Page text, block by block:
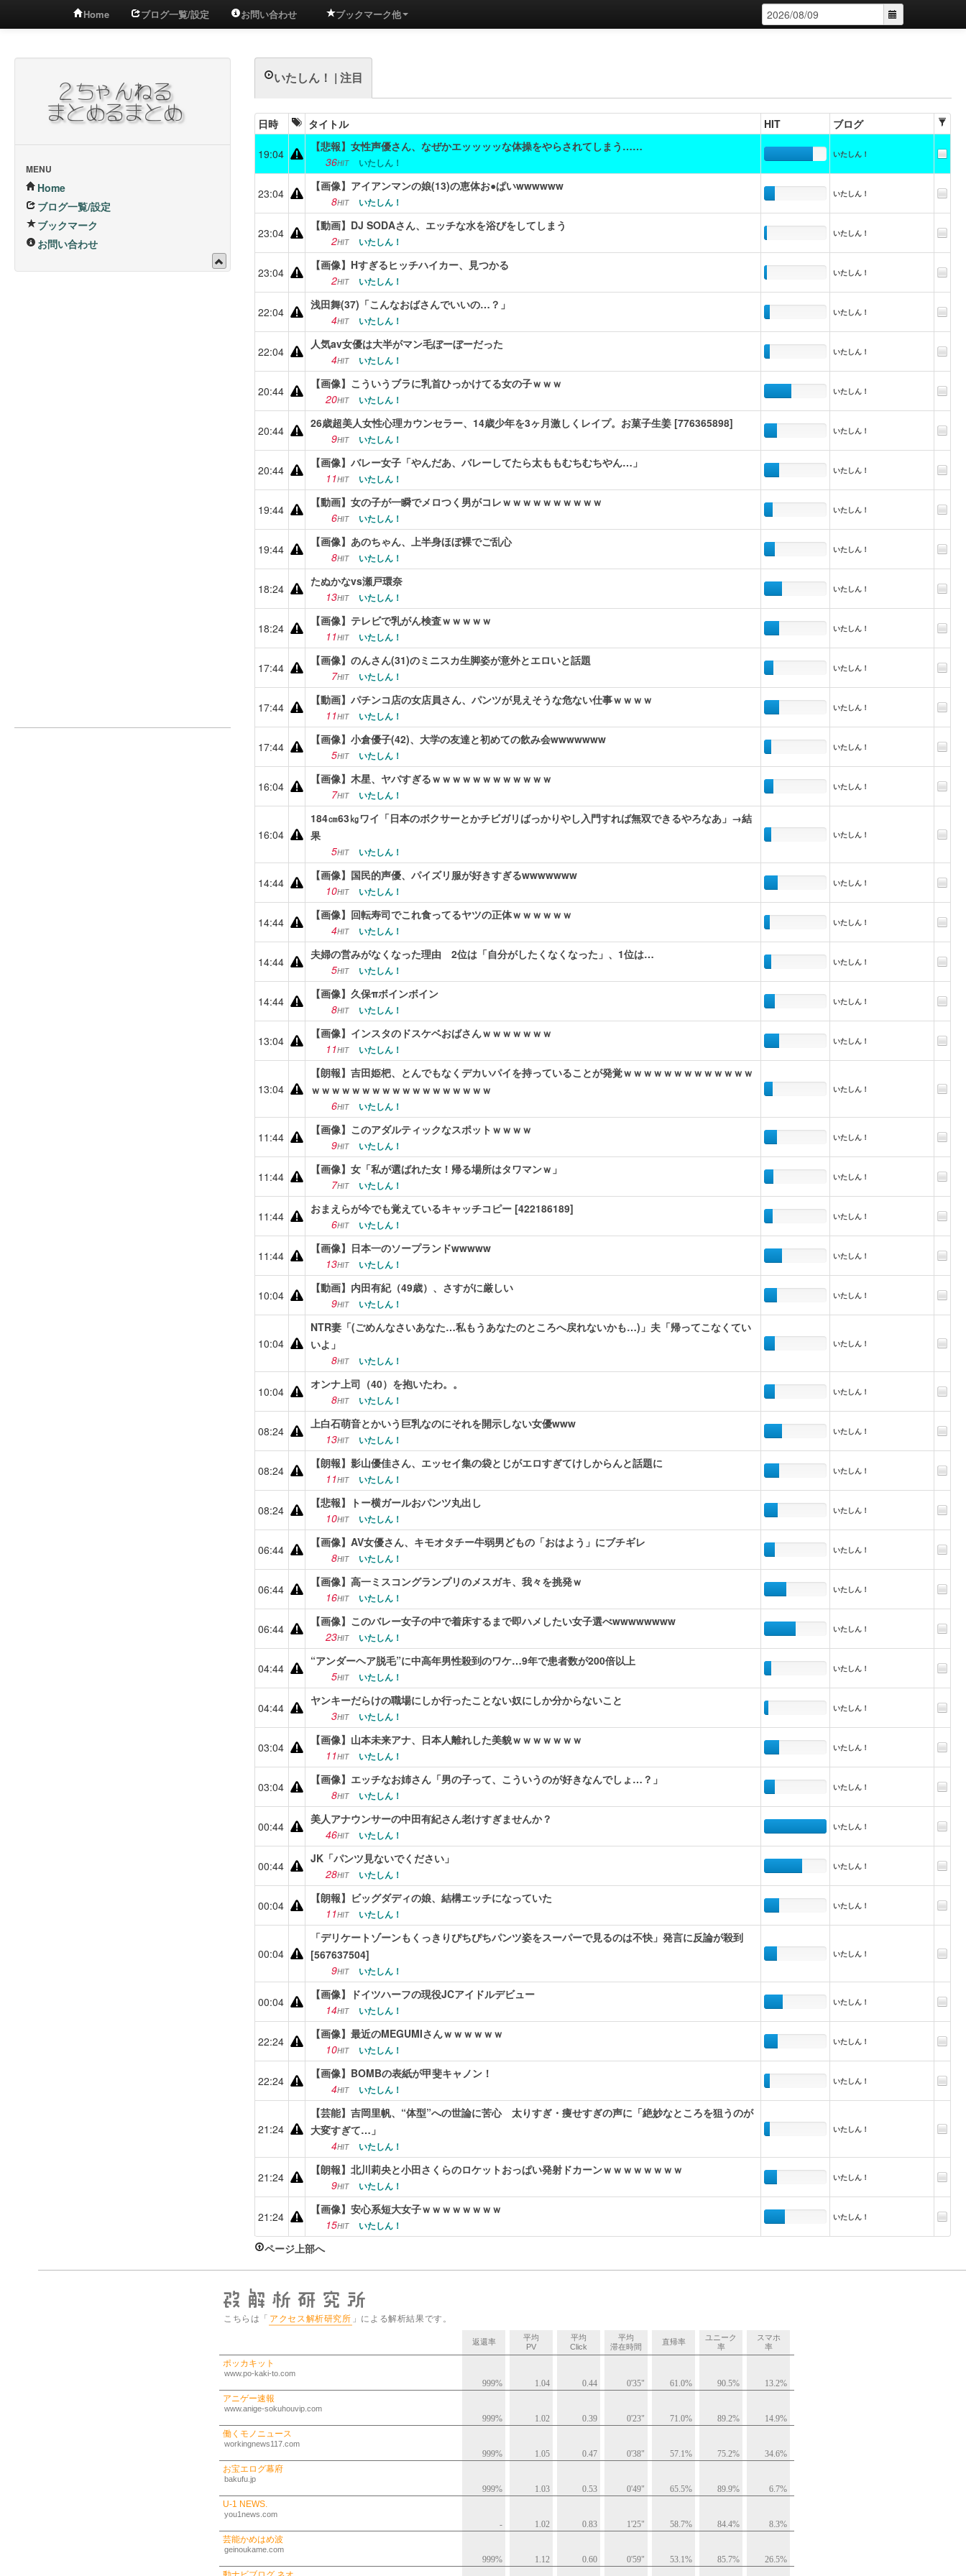
Home ブログ一覧/設定 お問い合わせ ブックマーク他
MENU
Home
ブログ一覧/設定
ブックマーク
お問い合わせ
いたしん！ | 注目
日時 タイトル HIT ブログ
19:04
【悲報】女性声優さん、なぜかエッッッッな体操をやらされてしまう……
36HIT いたしん！
いたしん！
23:04
【画像】アイアンマンの娘(13)の恵体お●ぱいwwwwww
8HIT いたしん！
いたしん！
23:04
【動画】DJ SODAさん、エッチな水を浴びをしてしまう
2HIT いたしん！
いたしん！
23:04
【画像】Hすぎるヒッチハイカー、見つかる
2HIT いたしん！
いたしん！
22:04
浅田舞(37)「こんなおばさんでいいの…？」
4HIT いたしん！
いたしん！
22:04
人気av女優は大半がマン毛ぼーぼーだった
4HIT いたしん！
いたしん！
20:44
【画像】こういうブラに乳首ひっかけてる女の子ｗｗｗ
20HIT いたしん！
いたしん！
20:44
26歳超美人女性心理カウンセラー、14歳少年を3ヶ月激しくレイプ。お菓子生姜 [776365898]
9HIT いたしん！
いたしん！
20:44
【画像】バレー女子「やんだあ、バレーしてたら太ももむちむちやん…」
11HIT いたしん！
いたしん！
19:44
【動画】女の子が一瞬でメロつく男がコレｗｗｗｗｗｗｗｗｗｗ
6HIT いたしん！
いたしん！
19:44
【画像】あのちゃん、上半身ほぼ裸でご乱心
8HIT いたしん！
いたしん！
18:24
たぬかなvs瀬戸環奈
13HIT いたしん！
いたしん！
18:24
【画像】テレビで乳がん検査ｗｗｗｗｗ
11HIT いたしん！
いたしん！
17:44
【画像】のんさん(31)のミニスカ生脚姿が意外とエロいと話題
7HIT いたしん！
いたしん！
17:44
【動画】パチンコ店の女店員さん、パンツが見えそうな危ない仕事ｗｗｗｗ
11HIT いたしん！
いたしん！
17:44
【画像】小倉優子(42)、大学の友達と初めての飲み会wwwwwww
5HIT いたしん！
いたしん！
16:04
【画像】木星、ヤバすぎるｗｗｗｗｗｗｗｗｗｗｗｗ
7HIT いたしん！
いたしん！
16:04
184㎝63㎏ワイ「日本のボクサーとかチビガリばっかりやし入門すれば無双できるやろなあ」→結
果
5HIT いたしん！
いたしん！
14:44
【画像】国民的声優、パイズリ服が好きすぎるwwwwwww
10HIT いたしん！
いたしん！
14:44
【画像】回転寿司でこれ食ってるヤツの正体ｗｗｗｗｗｗ
4HIT いたしん！
いたしん！
14:44
夫婦の営みがなくなった理由 2位は「自分がしたくなくなった」、1位は…
5HIT いたしん！
いたしん！
14:44
【画像】久保πボインボイン
8HIT いたしん！
いたしん！
13:04
【画像】インスタのドスケベおばさんｗｗｗｗｗｗｗ
11HIT いたしん！
いたしん！
13:04
【朗報】吉田姫杷、とんでもなくデカいパイを持っていることが発覚ｗｗｗｗｗｗｗｗｗｗｗｗｗ
ｗｗｗｗｗｗｗｗｗｗｗｗｗｗｗｗｗｗ
6HIT いたしん！
いたしん！
11:44
【画像】このアダルティックなスポットｗｗｗｗ
9HIT いたしん！
いたしん！
11:44
【画像】女「私が選ばれた女！帰る場所はタワマンｗ」
7HIT いたしん！
いたしん！
11:44
おまえらが今でも覚えているキャッチコピー [422186189]
6HIT いたしん！
いたしん！
11:44
【画像】日本一のソープランドwwwww
13HIT いたしん！
いたしん！
10:04
【動画】内田有紀（49歳）、さすがに厳しい
9HIT いたしん！
いたしん！
10:04
NTR妻「(ごめんなさいあなた…私もうあなたのところへ戻れないかも…)」夫「帰ってこなくてい
いよ」
8HIT いたしん！
いたしん！
10:04
オンナ上司（40）を抱いたわ。。
8HIT いたしん！
いたしん！
08:24
上白石萌音とかいう巨乳なのにそれを開示しない女優www
13HIT いたしん！
いたしん！
08:24
【朗報】影山優佳さん、エッセイ集の袋とじがエロすぎてけしからんと話題に
11HIT いたしん！
いたしん！
08:24
【悲報】トー横ガールおパンツ丸出し
10HIT いたしん！
いたしん！
06:44
【画像】AV女優さん、キモオタチー牛弱男どもの「おはよう」にブチギレ
8HIT いたしん！
いたしん！
06:44
【画像】高一ミスコングランプリのメスガキ、我々を挑発ｗ
16HIT いたしん！
いたしん！
06:44
【画像】このバレー女子の中で着床するまで即ハメしたい女子選べwwwwwwww
23HIT いたしん！
いたしん！
04:44
“アンダーヘア脱毛”に中高年男性殺到のワケ…9年で患者数が200倍以上
5HIT いたしん！
いたしん！
04:44
ヤンキーだらけの職場にしか行ったことない奴にしか分からないこと
3HIT いたしん！
いたしん！
03:04
【画像】山本未来アナ、日本人離れした美貌ｗｗｗｗｗｗｗ
11HIT いたしん！
いたしん！
03:04
【画像】エッチなお姉さん「男の子って、こういうのが好きなんでしょ…？」
8HIT いたしん！
いたしん！
00:44
美人アナウンサーの中田有紀さん老けすぎませんか？
46HIT いたしん！
いたしん！
00:44
JK「パンツ見ないでください」
28HIT いたしん！
いたしん！
00:04
【朗報】ビッグダディの娘、結構エッチになっていた
11HIT いたしん！
いたしん！
00:04
「デリケートゾーンもくっきりぴちぴちパンツ姿をスーパーで見るのは不快」発言に反論が殺到
[567637504]
9HIT いたしん！
いたしん！
00:04
【画像】ドイツハーフの現役JCアイドルデビュー
14HIT いたしん！
いたしん！
22:24
【画像】最近のMEGUMIさんｗｗｗｗｗｗ
10HIT いたしん！
いたしん！
22:24
【画像】BOMBの表紙が甲斐キャノン！
4HIT いたしん！
いたしん！
21:24
【芸能】吉岡里帆、“体型”への世論に苦心 太りすぎ・痩せすぎの声に「絶妙なところを狙うのが
大変すぎて…」
4HIT いたしん！
いたしん！
21:24
【朗報】北川莉央と小田さくらのロケットおっぱい発射ドカーンｗｗｗｗｗｗｗｗ
9HIT いたしん！
いたしん！
21:24
【画像】安心系短大女子ｗｗｗｗｗｗｗｗ
15HIT いたしん！
いたしん！
ページ上部へ